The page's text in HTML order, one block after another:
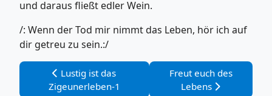
und daraus fließt edler Wein.
/: Wenn der Tod mir nimmt das Leben, hör ich auf
dir getreu zu sein.:/
Vorheriger Beitrag: Lustig ist das Zigeunerleben-1
Lustig ist das
Zigeunerleben-1
Nächster Beitrag: Freut
Freut euch des
Lebens